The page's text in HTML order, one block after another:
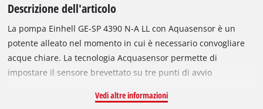
Descrizione dell'articolo
La pompa Einhell GE-SP 4390 N-A LL con Aquasensor è un
potente alleato nel momento in cui è necessario convogliare
acque chiare. La tecnologia Acquasensor permette di
impostare il sensore brevettato su tre punti di avvio
sensore Acquasensor incorporato ha permesso di dotare la
Vedi altre informazioni